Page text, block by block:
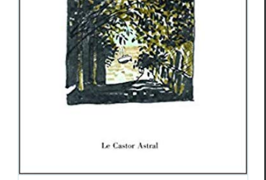
Chronique du veilleur (36) : François de
Cornière
Essais & Chroniques François de Cornière